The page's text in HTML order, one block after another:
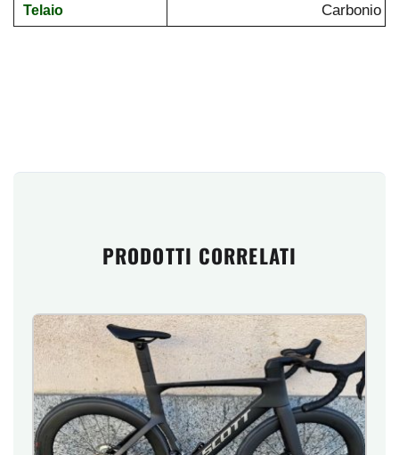
Telaio Carbonio
PRODOTTI CORRELATI